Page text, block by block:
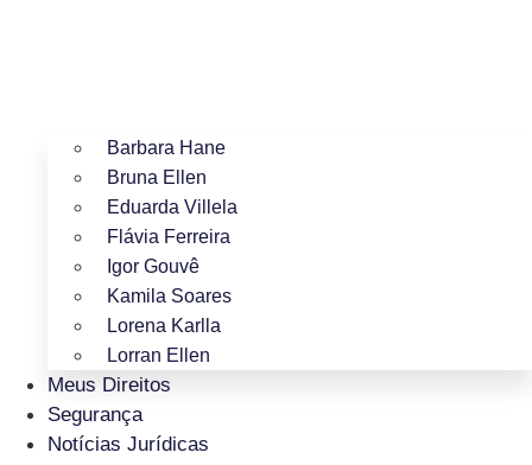
Barbara Hane
Bruna Ellen
Eduarda Villela
Flávia Ferreira
Igor Gouvê
Kamila Soares
Lorena Karlla
Lorran Ellen
Meus Direitos
Segurança
Notícias Jurídicas